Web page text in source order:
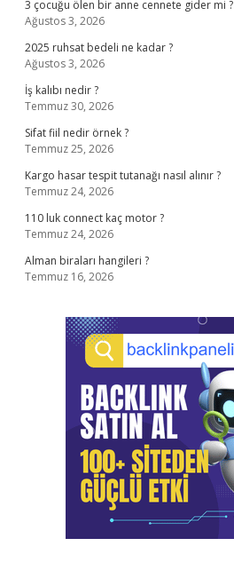
3 çocuğu ölen bir anne cennete gider mi ?
Ağustos 3, 2026
2025 ruhsat bedeli ne kadar ?
Ağustos 3, 2026
İş kalıbı nedir ?
Temmuz 30, 2026
Sifat fiil nedir örnek ?
Temmuz 25, 2026
Kargo hasar tespit tutanağı nasıl alınır ?
Temmuz 24, 2026
110 luk connect kaç motor ?
Temmuz 24, 2026
Alman biraları hangileri ?
Temmuz 16, 2026